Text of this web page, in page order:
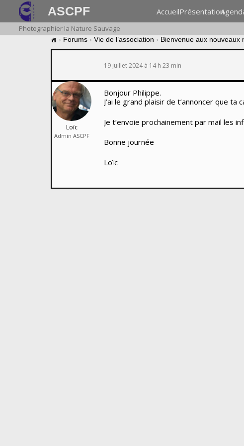
ASCPF AccueilPrésentation
Photographier la Nature Sauvage
› Forums › Vie de l’association › Bienvenue aux nouveaux
19 juillet 2024 à 14 h 23 min
Loïc
Admin ASCPF
Bonjour Philippe.
J’ai le grand plaisir de t’annoncer que
Je t’envoie prochainement par mail les
Bonne journée
Loïc